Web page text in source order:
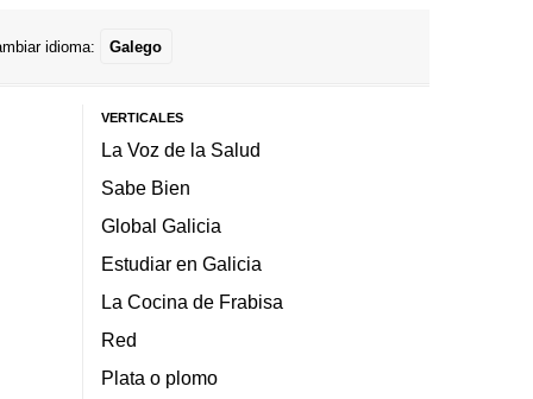
idioma: Galego
VERTICALES
La Voz de la Salud
Sabe Bien
Global Galicia
Estudiar en Galicia
La Cocina de Frabisa
Red
Plata o plomo